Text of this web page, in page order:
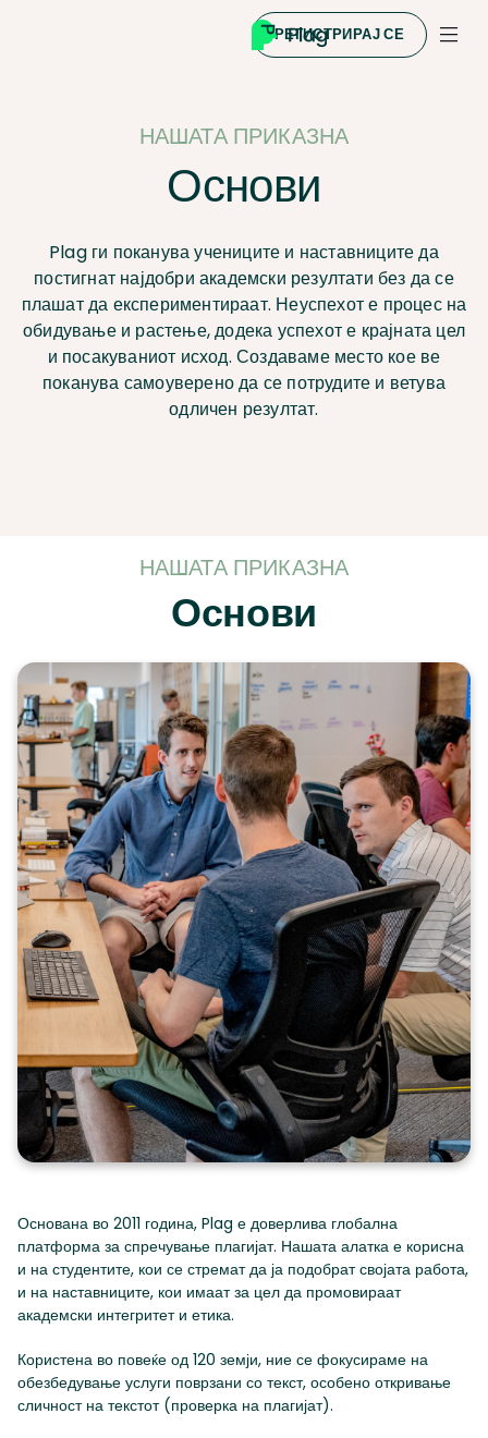
РЕГИСТРИРАЈ СЕ
НАШАТА ПРИКАЗНА
Основи
Plag ги поканува учениците и наставниците да
постигнат најдобри академски резултати без да се
плашат да експериментираат. Неуспехот е процес на
обидување и растење, додека успехот е крајната цел
и посакуваниот исход. Создаваме место кое ве
поканува самоуверено да се потрудите и ветува
одличен резултат.
НАШАТА ПРИКАЗНА
Основи
Основана во 2011 година, Plag е доверлива глобална
платформа за спречување плагијат. Нашата алатка е корисна
и на студентите, кои се стремат да ја подобрат својата работа,
и на наставниците, кои имаат за цел да промовираат
академски интегритет и етика.
Користена во повеќе од 120 земји, ние се фокусираме на
обезбедување услуги поврзани со текст, особено откривање
сличност на текстот (проверка на плагијат).